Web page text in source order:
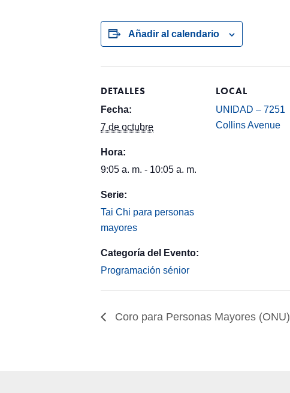
Añadir al calendario
DETALLES
Fecha:
7 de octubre
Hora:
9:05 a. m. - 10:05 a. m.
Serie:
Tai Chi para personas
mayores
Categoría del Evento:
Programación sénior
LOCAL
UNIDAD – 7251
Collins Avenue
Coro para Personas Mayores (ONU)